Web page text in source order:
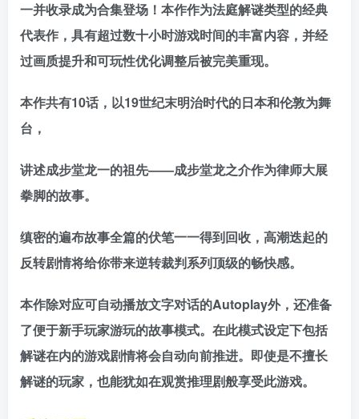
一并收录成为合集登场！本作作为法庭解谜类型的经典
代表作，具有超过数十小时游戏时间的丰富内容，并经
过画质提升和可玩性优化调整后被完美重现。
本作共有10话，以19世纪末明治时代的日本和伦敦为舞
台，
讲述成步堂龙一的祖先——成步堂龙之介作为律师大展
拳脚的故事。
缜密的遍布故事全篇的伏笔一一得到回收，高潮迭起的
反转剧情将给你带来逆转裁判系列顶级的畅快感。
本作除对应可自动播放文字对话的Autoplay外，还准备
了便于新手玩家游玩的故事模式。在此模式设定下包括
解谜在内的游戏剧情将会自动向前推进。即使是不擅长
解谜的玩家，也能犹如在观赏推理剧般享受此游戏。